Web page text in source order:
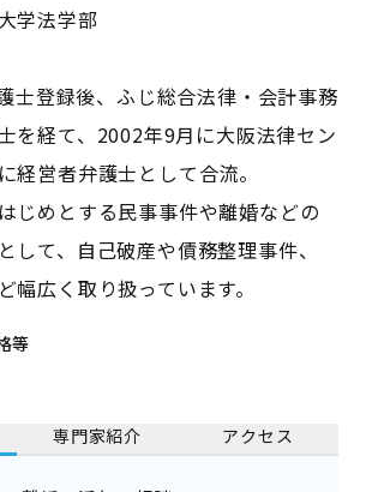
学法学部
士登録後、ふじ総合法律・会計事務
を経て、2002年9月に大阪法律セン
経営者弁護士として合流。
じめとする民事事件や離婚などの
して、自己破産や債務整理事件、
幅広く取り扱っています。
等
専門家紹介 アクセス